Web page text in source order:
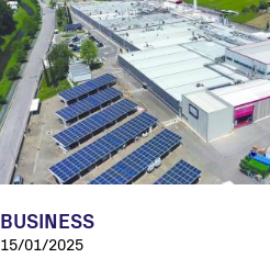
BUSINESS
15/01/2025